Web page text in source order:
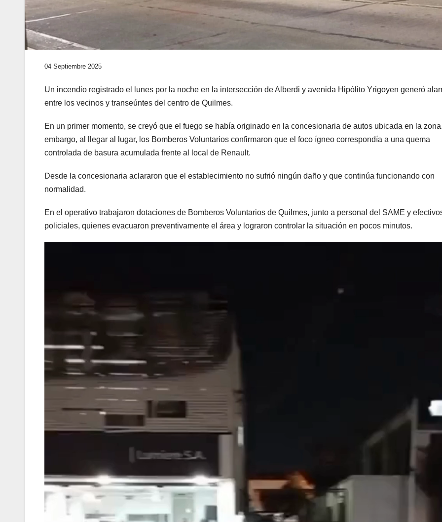
04 Septiembre 2025
Un incendio registrado el lunes por la noche en la intersección de Alberdi y avenida Hipólito Yrigoyen generó
entre los vecinos y transeúntes del centro de Quilmes.
En un primer momento, se creyó que el fuego se había originado en la concesionaria de autos ubicada en la
embargo, al llegar al lugar, los Bomberos Voluntarios confirmaron que el foco ígneo correspondía a una quema
controlada de basura acumulada frente al local de Renault.
Desde la concesionaria aclararon que el establecimiento no sufrió ningún daño y que continúa funcionando con
normalidad.
En el operativo trabajaron dotaciones de Bomberos Voluntarios de Quilmes, junto a personal del SAME y
policiales, quienes evacuaron preventivamente el área y lograron controlar la situación en pocos minutos.